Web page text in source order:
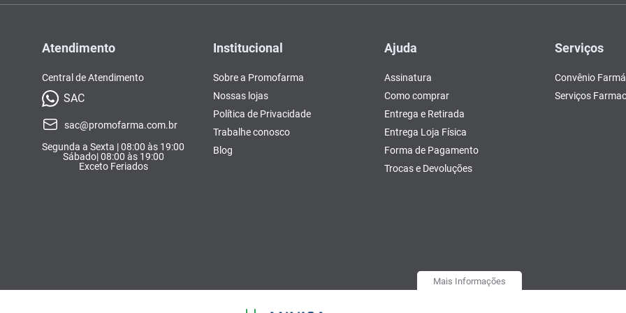
Atendimento
Central de Atendimento
SAC
sac@promofarma.com.br
Segunda a Sexta | 08:00 às 19:00
Sábado| 08:00 às 19:00
Exceto Feriados
Institucional
Sobre a Promofarma
Nossas lojas
Política de Privacidade
Trabalhe conosco
Blog
Ajuda
Assinatura
Como comprar
Entrega e Retirada
Entrega Loja Física
Forma de Pagamento
Trocas e Devoluções
Serviços
Convênio
Serviços
Mais Informações